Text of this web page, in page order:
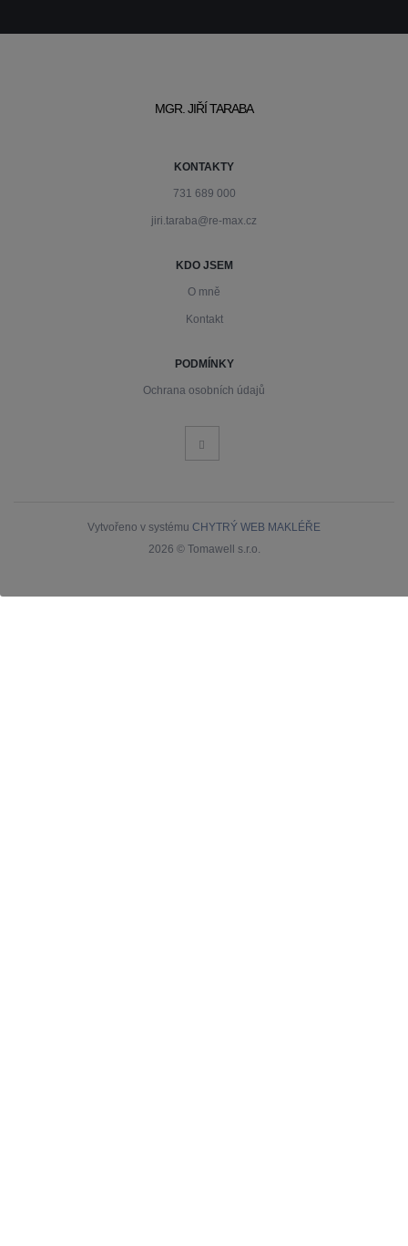
MGR. JIŘÍ TARABA
KONTAKTY
731 689 000
jiri.taraba@re-max.cz
KDO JSEM
O mně
Kontakt
PODMÍNKY
Ochrana osobních údajů
Vytvořeno v systému CHYTRÝ WEB MAKLÉŘE
2026 © Tomawell s.r.o.